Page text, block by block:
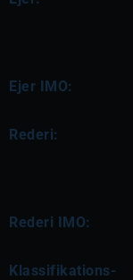
Ejer IMO:
Rederi:
Rederi IMO:
Klassifikations-